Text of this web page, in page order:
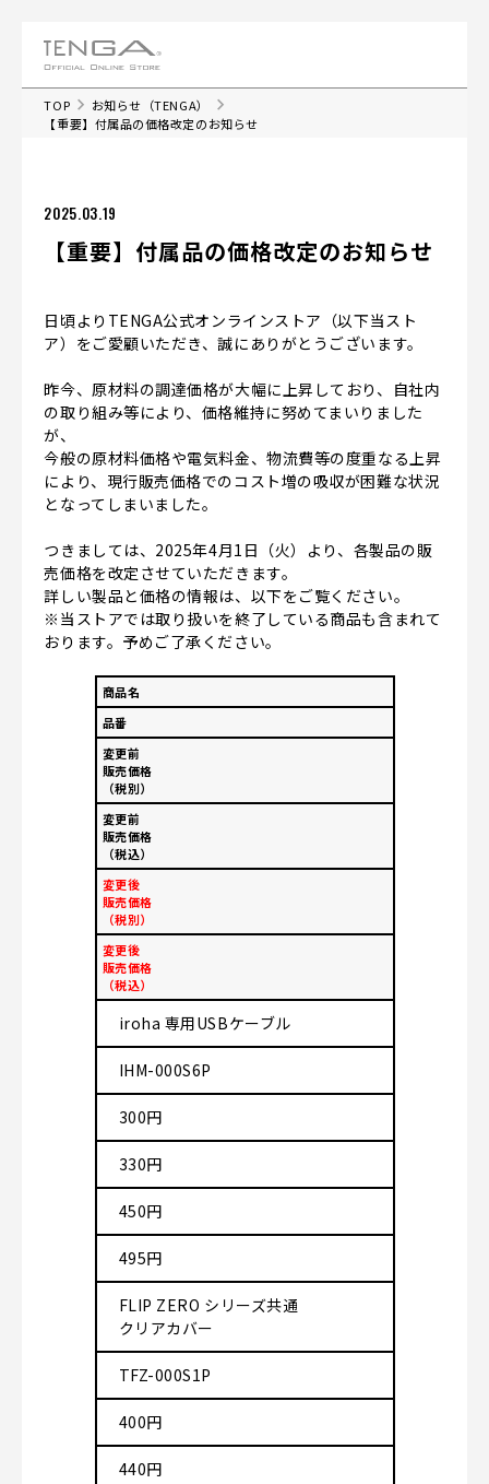
TOP
お知らせ（TENGA）
【重要】付属品の価格改定のお知らせ
2025.03.19
【重要】付属品の価格改定のお知らせ
日頃よりTENGA公式オンラインストア（以下当スト
ア）をご愛顧いただき、誠にありがとうございます。
昨今、原材料の調達価格が大幅に上昇しており、自社内
の取り組み等により、価格維持に努めてまいりました
が、
今般の原材料価格や電気料金、物流費等の度重なる上昇
により、現行販売価格でのコスト増の吸収が困難な状況
となってしまいました。
つきましては、2025年4月1日（火）より、各製品の販
売価格を改定させていただきます。
詳しい製品と価格の情報は、以下をご覧ください。
※当ストアでは取り扱いを終了している商品も含まれて
おります。予めご了承ください。
商品名
品番
変更前
販売価格
（税別）
変更前
販売価格
（税込）
変更後
販売価格
（税別）
変更後
販売価格
（税込）
iroha 専用USBケーブル
IHM-000S6P
300円
330円
450円
495円
FLIP ZERO シリーズ共通
クリアカバー
TFZ-000S1P
400円
440円